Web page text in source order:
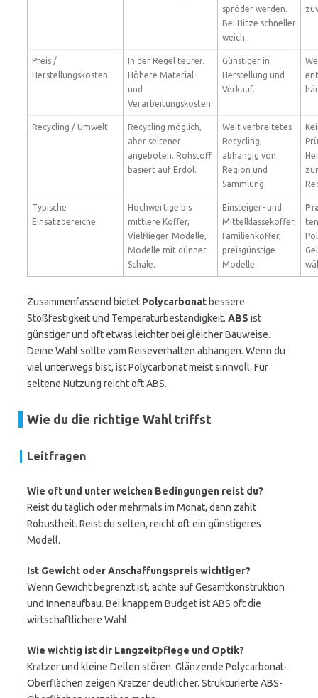
spröder werden.
Bei Hitze schneller
weich.
Preis /
Herstellungskosten
In der Regel teurer.
Höhere Material-
und
Verarbeitungskosten.
Günstiger in
Herstellung und
Verkauf.
Recycling / Umwelt
Recycling möglich,
aber seltener
angeboten. Rohstoff
basiert auf Erdöl.
Weit verbreitetes
Recycling,
abhängig von
Region und
Sammlung.
zur
Typische
Einsatzbereiche
Hochwertige bis
mittlere Koffer,
Vielflieger-Modelle,
Modelle mit dünner
Schale.
Einsteiger- und
Mittelklassekoffer,
Familienkoffer,
preisgünstige
Modelle.
Zusammenfassend bietet Polycarbonat bessere
Stoßfestigkeit und Temperaturbeständigkeit. ABS ist
günstiger und oft etwas leichter bei gleicher Bauweise.
Deine Wahl sollte vom Reiseverhalten abhängen. Wenn du
viel unterwegs bist, ist Polycarbonat meist sinnvoll. Für
seltene Nutzung reicht oft ABS.
Wie du die richtige Wahl triffst
Leitfragen
Wie oft und unter welchen Bedingungen reist du?
Reist du täglich oder mehrmals im Monat, dann zählt
Robustheit. Reist du selten, reicht oft ein günstigeres
Modell.
Ist Gewicht oder Anschaffungspreis wichtiger?
Wenn Gewicht begrenzt ist, achte auf Gesamtkonstruktion
und Innenaufbau. Bei knappem Budget ist ABS oft die
wirtschaftlichere Wahl.
Wie wichtig ist dir Langzeitpflege und Optik?
Kratzer und kleine Dellen stören. Glänzende Polycarbonat-
Oberflächen zeigen Kratzer deutlicher. Strukturierte ABS-